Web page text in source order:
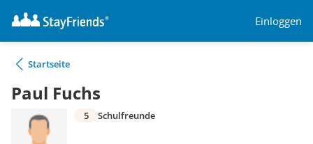
Einloggen
Startseite
Paul Fuchs
5 Schulfreunde